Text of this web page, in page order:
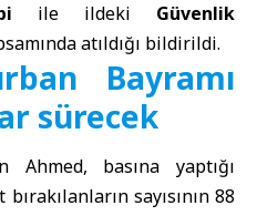
ile ildeki Güvenlik
atıldığı bildirildi.
Bayramı
sürecek
Ahmed, basına yaptığı
sayısının 88